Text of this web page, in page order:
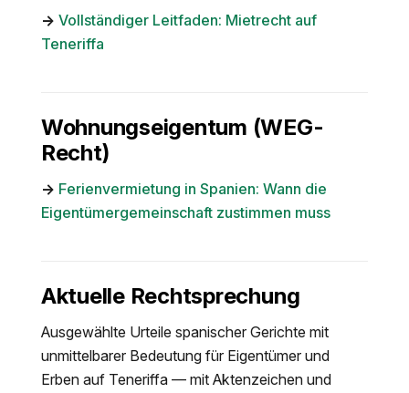
→ Vollständiger Leitfaden: Mietrecht auf
Teneriffa
Wohnungseigentum (WEG-
Recht)
→ Ferienvermietung in Spanien: Wann die
Eigentümergemeinschaft zustimmen muss
Aktuelle Rechtsprechung
Ausgewählte Urteile spanischer Gerichte mit
unmittelbarer Bedeutung für Eigentümer und
Erben auf Teneriffa — mit Aktenzeichen und